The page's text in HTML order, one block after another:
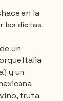
en la
las dietas.
un
Italia
y un
fruta